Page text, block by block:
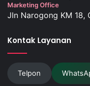
Marketing Office
Jln Narogong KM 18,
Kontak Layanan
Telpon